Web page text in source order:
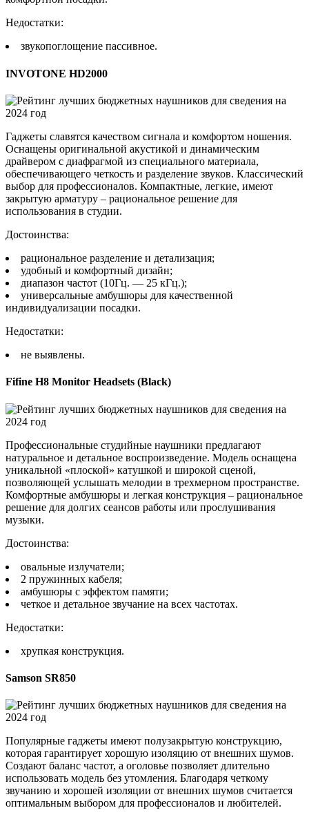
Недостатки:
звукопоглощение пассивное.
INVOTONE HD2000
Гаджеты славятся качеством сигнала и комфортом ношения.
Оснащены оригинальной акустикой и динамическим
драйвером с диафрагмой из специального материала,
обеспечивающего четкость и разделение звуков. Классический
выбор для профессионалов. Компактные, легкие, имеют
закрытую арматуру – рациональное решение для
использования в студии.
Достоинства:
рациональное разделение и детализация;
удобный и комфортный дизайн;
диапазон частот (10Гц. — 25 кГц.);
универсальные амбушюры для качественной
индивидуализации посадки.
Недостатки:
не выявлены.
Fifine H8 Monitor Headsets (Black)
Профессиональные студийные наушники предлагают
натуральное и детальное воспроизведение. Модель оснащена
уникальной «плоской» катушкой и широкой сценой,
позволяющей услышать мелодии в трехмерном пространстве.
Комфортные амбушюры и легкая конструкция – рациональное
решение для долгих сеансов работы или прослушивания
музыки.
Достоинства:
овальные излучатели;
2 пружинных кабеля;
амбушюры с эффектом памяти;
четкое и детальное звучание на всех частотах.
Недостатки:
хрупкая конструкция.
Samson SR850
Популярные гаджеты имеют полузакрытую конструкцию,
которая гарантирует хорошую изоляцию от внешних шумов.
Создают баланс частот, а оголовье позволяет длительно
использовать модель без утомления. Благодаря четкому
звучанию и хорошей изоляции от внешних шумов считается
оптимальным выбором для профессионалов и любителей.